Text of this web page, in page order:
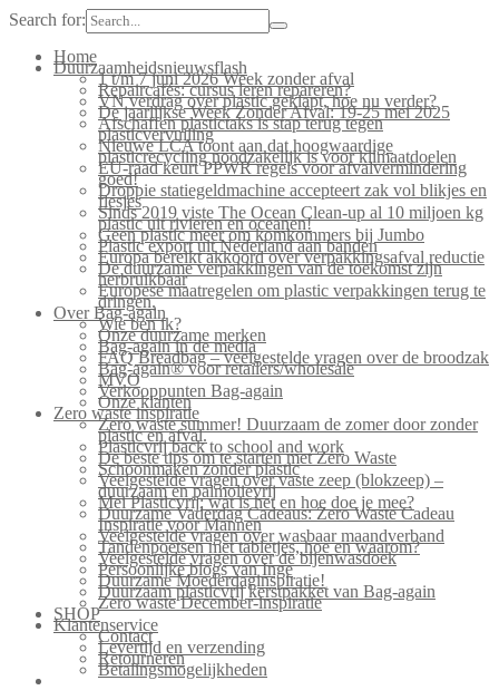
Search for:
Home
Duurzaamheidsnieuwsflash
1 t/m 7 juni 2026 Week zonder afval
Repaircafés: cursus leren repareren?
VN verdrag over plastic geklapt, hoe nu verder?
De jaarlijkse Week Zonder Afval: 19-25 mei 2025
Afschaffen plastictaks is stap terug tegen
plasticvervuiling
Nieuwe LCA toont aan dat hoogwaardige
plasticrecycling noodzakelijk is voor klimaatdoelen
EU-raad keurt PPWR regels voor afvalvermindering
goed!
Droppie statiegeldmachine accepteert zak vol blikjes en
flesjes
Sinds 2019 viste The Ocean Clean-up al 10 miljoen kg
plastic uit rivieren en oceanen!
Geen plastic meer om komkommers bij Jumbo
Plastic export uit Nederland aan banden
Europa bereikt akkoord over verpakkingsafval reductie
De duurzame verpakkingen van de toekomst zijn
herbruikbaar
Europese maatregelen om plastic verpakkingen terug te
dringen.
Over Bag-again
Wie ben ik?
Onze duurzame merken
Bag-again in de media
FAQ Breadbag – veelgestelde vragen over de broodzak
Bag-again® voor retailers/wholesale
MVO
Verkooppunten Bag-again
Onze klanten
Zero waste inspiratie
Zero waste summer! Duurzaam de zomer door zonder
plastic en afval.
Plasticvrij back to school and work
De beste tips om te starten met Zero Waste
Schoonmaken zonder plastic
Veelgestelde vragen over vaste zeep (blokzeep) –
duurzaam en palmolievrij
Mei Plasticvrij: wat is het en hoe doe je mee?
Duurzame Vaderdag Cadeaus: Zero Waste Cadeau
Inspiratie voor Mannen
Veelgestelde vragen over wasbaar maandverband
Tandenpoetsen met tabletjes, hoe en waarom?
Veelgestelde vragen over de bijenwasdoek
Persoonlijke blogs van Inge
Duurzame Moederdaginspiratie!
Duurzaam plasticvrij kerstpakket van Bag-again
Zero waste December-inspiratie
SHOP
Klantenservice
Contact
Levertijd en verzending
Retourneren
Betalingsmogelijkheden